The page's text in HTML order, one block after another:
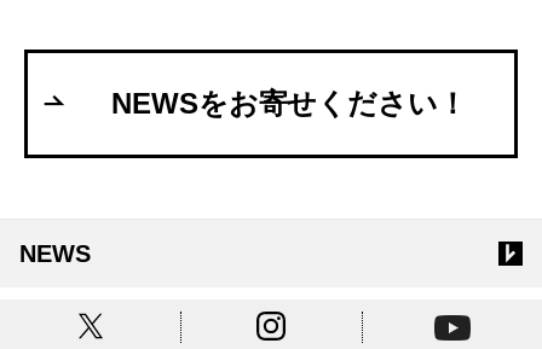
NEWSをお寄せください！
NEWS